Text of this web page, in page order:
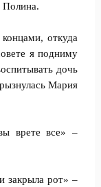
Полина.
откуда
я подниму
дочь
Мария
врете все» –
закрыла рот» –